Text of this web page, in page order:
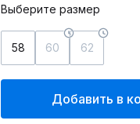
Выберите размер
58 60 62
Добавить в